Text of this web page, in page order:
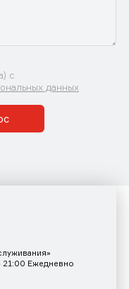
с
данных
21:00 Ежедневно